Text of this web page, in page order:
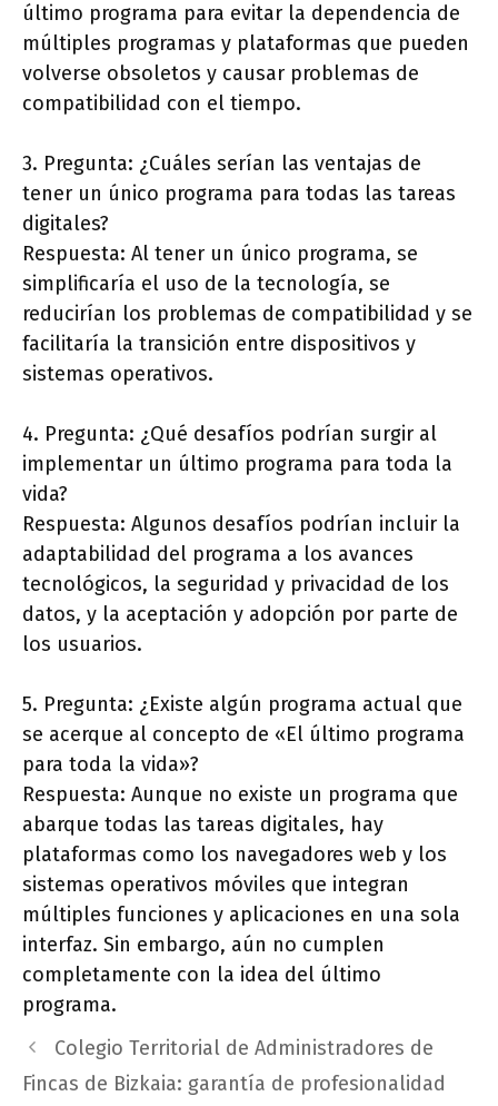
último programa para evitar la dependencia de
múltiples programas y plataformas que pueden
volverse obsoletos y causar problemas de
compatibilidad con el tiempo.
3. Pregunta: ¿Cuáles serían las ventajas de
tener un único programa para todas las tareas
digitales?
Respuesta: Al tener un único programa, se
simplificaría el uso de la tecnología, se
reducirían los problemas de compatibilidad y se
facilitaría la transición entre dispositivos y
sistemas operativos.
4. Pregunta: ¿Qué desafíos podrían surgir al
implementar un último programa para toda la
vida?
Respuesta: Algunos desafíos podrían incluir la
adaptabilidad del programa a los avances
tecnológicos, la seguridad y privacidad de los
datos, y la aceptación y adopción por parte de
los usuarios.
5. Pregunta: ¿Existe algún programa actual que
se acerque al concepto de «El último programa
para toda la vida»?
Respuesta: Aunque no existe un programa que
abarque todas las tareas digitales, hay
plataformas como los navegadores web y los
sistemas operativos móviles que integran
múltiples funciones y aplicaciones en una sola
interfaz. Sin embargo, aún no cumplen
completamente con la idea del último
programa.
Colegio Territorial de Administradores de
Fincas de Bizkaia: garantía de profesionalidad